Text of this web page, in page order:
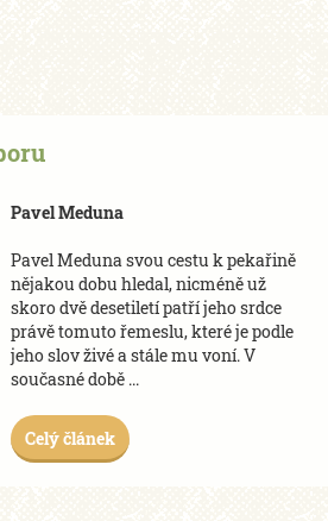
Pavel Meduna
Pavel Meduna svou cestu k pekařině
nějakou dobu hledal, nicméně už
skoro dvě desetiletí patří jeho srdce
právě tomuto řemeslu, které je podle
jeho slov živé a stále mu voní. V
současné době ...
Celý článek